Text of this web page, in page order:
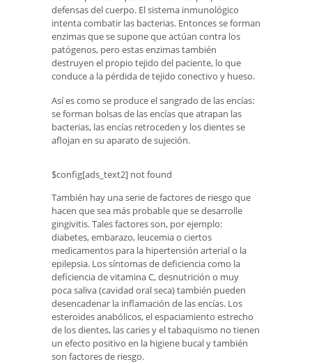
defensas del cuerpo. El sistema inmunológico
intenta combatir las bacterias. Entonces se forman
enzimas que se supone que actúan contra los
patógenos, pero estas enzimas también
destruyen el propio tejido del paciente, lo que
conduce a la pérdida de tejido conectivo y hueso.
Así es como se produce el sangrado de las encías:
se forman bolsas de las encías que atrapan las
bacterias, las encías retroceden y los dientes se
aflojan en su aparato de sujeción.
$config[ads_text2] not found
También hay una serie de factores de riesgo que
hacen que sea más probable que se desarrolle
gingivitis. Tales factores son, por ejemplo:
diabetes, embarazo, leucemia o ciertos
medicamentos para la hipertensión arterial o la
epilepsia. Los síntomas de deficiencia como la
deficiencia de vitamina C, desnutrición o muy
poca saliva (cavidad oral seca) también pueden
desencadenar la inflamación de las encías. Los
esteroides anabólicos, el espaciamiento estrecho
de los dientes, las caries y el tabaquismo no tienen
un efecto positivo en la higiene bucal y también
son factores de riesgo.